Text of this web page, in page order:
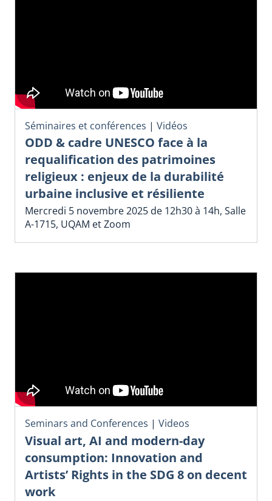
Séminaires et conférences | Vidéos
ODD & cadre UNESCO face à la
requalification des patrimoines
religieux : enjeux de la durabilité
urbaine inclusive et résiliente
Mercredi 5 novembre 2025 de 12h30 à 14h, Salle
A-1715, UQAM et Zoom
Seminars and Conferences | Videos
Visual art, AI and modern-day
consumption: Innovation and
Artists’ Rights in the SDG 8 on decent
work